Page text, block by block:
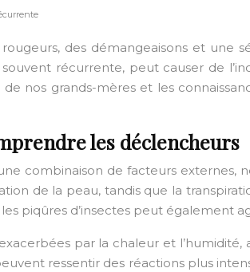
des démangeaisons et
récurrente, peut causer de
nos grands-mères et les
les déclencheurs
combinaison de facteurs externes,
de la peau, tandis que la
piqûres d’insectes peut également
par la chaleur et
ressentir des réactions plus